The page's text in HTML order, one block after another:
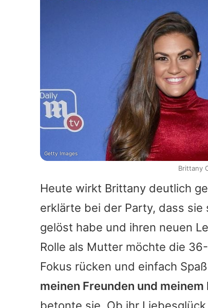
Heute wirkt Brittany deutlich
erklärte bei der Party, dass
gelöst habe und ihren neuen
Rolle als Mutter möchte die
Fokus rücken und einfach
meinen Freunden und
Getty Images
Brittany